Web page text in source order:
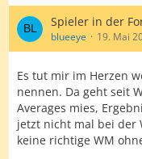
Spieler in der
blueeye 19. Mai
Es tut mir im Herzen
nennen. Da geht seit
Averages mies,
jetzt nicht mal bei der
keine richtige WM